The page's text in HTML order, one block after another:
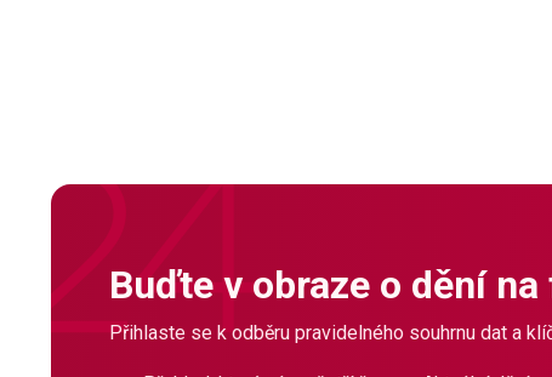
Buďte v obraze o dění
Přihlaste se k odběru pravidelného souhrnu dat a